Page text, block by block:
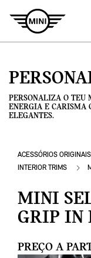
PERSONALIZA O TEU
ENERGIA E CARISMA
ELEGANTES.
ACESSÓRIOS ORIGINAIS
INTERIOR TRIMS
MINI
GRIP IN
PREÇO A